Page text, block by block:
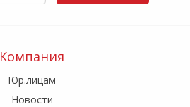
Компания
Юр.лицам
Новости